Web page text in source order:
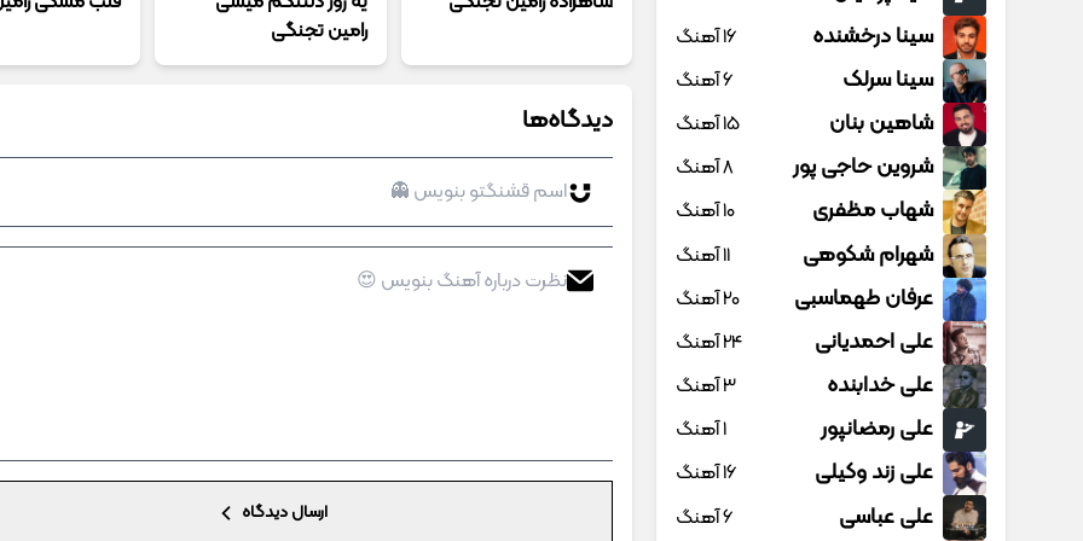
رامین تجنگی
دیدگاه‌ها
ارسال دیدگاه
سینا درخشنده 16 آهنگ
سینا سرلک 6 آهنگ
شاهین بنان 15 آهنگ
شروین حاجی پور 8 آهنگ
شهاب مظفری 10 آهنگ
شهرام شکوهی 11 آهنگ
عرفان طهماسبی 20 آهنگ
علی احمدیانی 24 آهنگ
علی خدابنده 3 آهنگ
علی رمضانپور 1 آهنگ
علی زند وکیلی 16 آهنگ
علی عباسی 6 آهنگ